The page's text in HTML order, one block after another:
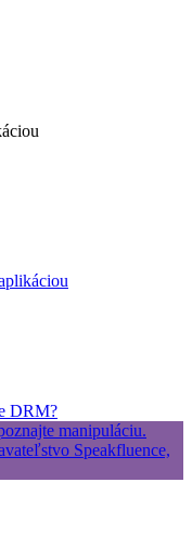
DRM?